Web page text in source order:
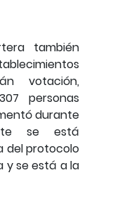
también
votación,
personas
durante
se está
del protocolo
y se está a la